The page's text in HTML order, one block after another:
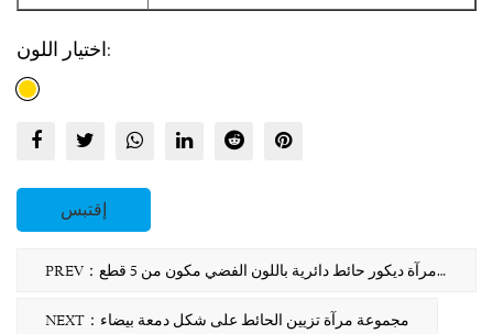
اختيار اللون:
إقتبس
PREV：طقم مرآة ديكور حائط دائرية باللون الفضي مكون من 5 قطع
NEXT：مجموعة مرآة تزيين الحائط على شكل دمعة بيضاء